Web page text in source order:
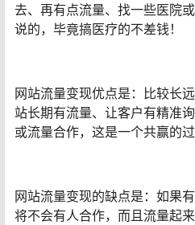
去、再有点流量、找一些医院
说的，毕竟搞医疗的不差钱！
网站流量变现优点是：比较长
站长期有流量、让客户有精准
或流量合作，这是一个共赢的过
网站流量变现的缺点是：如果
将不会有人合作，而且流量起